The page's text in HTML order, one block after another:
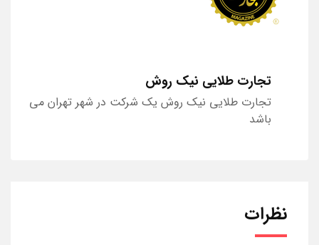
تجارت طلایی نیک روش
تجارت طلایی نیک روش یک شرکت در شهر تهران می
باشد
نظرات